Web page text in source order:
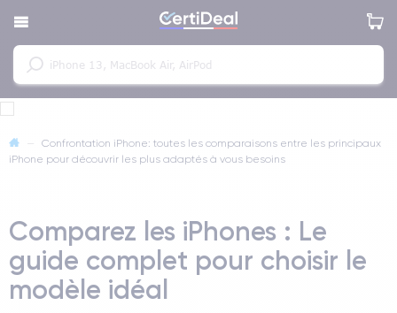
—
Confrontation iPhone: toutes les comparaisons entre les principaux
iPhone pour découvrir les plus adaptés à vous besoins
Comparez les iPhones : Le
guide complet pour choisir le
modèle idéal